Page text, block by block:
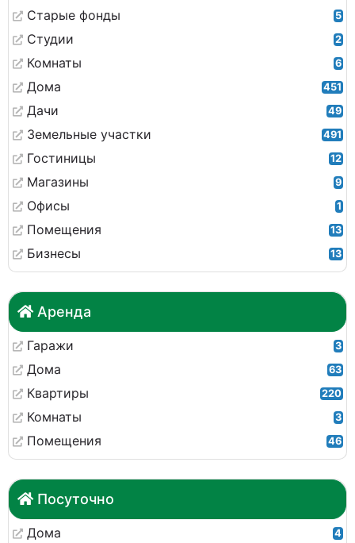
Старые фонды 5
Студии 2
Комнаты 6
Дома 451
Дачи 49
Земельные участки 491
Гостиницы 12
Магазины 9
Офисы 1
Помещения 13
Бизнесы 13
Аренда
Гаражи 3
Дома 63
Квартиры 220
Комнаты 3
Помещения 46
Посуточно
Дома 4